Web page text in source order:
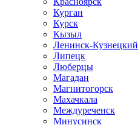
Курган
Курск
Кызыл
Ленинск-Кузнецкий
Липецк
Люберцы
Магадан
Магнитогорск
Махачкала
Междуреченск
Минусинск